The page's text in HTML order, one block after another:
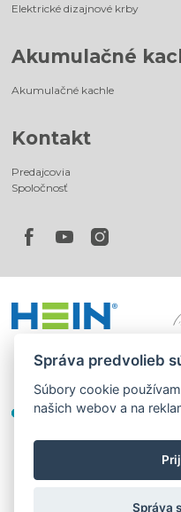
Elektrické dizajnové krby
Akumulačné
Akumulačné kachle
Kontakt
Predajcovia
Spoločnosť
Správa predvolieb
Súbory cookie
našich webov a na
Správa